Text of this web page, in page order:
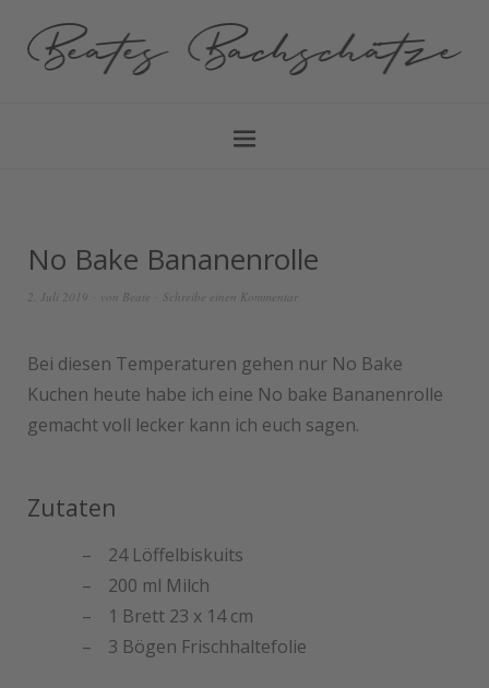
No Bake Bananenrolle
2. Juli 2019 von Beate Schreibe einen Kommentar
Bei diesen Temperaturen gehen nur No Bake
Kuchen heute habe ich eine No bake Bananenrolle
gemacht voll lecker kann ich euch sagen.
Zutaten
24 Löffelbiskuits
200 ml Milch
1 Brett 23 x 14 cm
3 Bögen Frischhaltefolie